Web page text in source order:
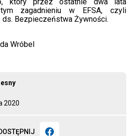
2020
zagadnieniu w EFSA, czyli
ds. Bezpieczeństwa Żywności.
Wróbel